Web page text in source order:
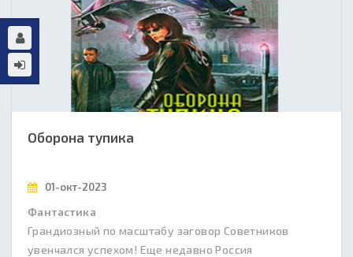
Оборона тупика
01-окт-2023
Фантастика
Грандиозный по масштабу заговор Советников
увенчался успехом! Еще недавно Россия